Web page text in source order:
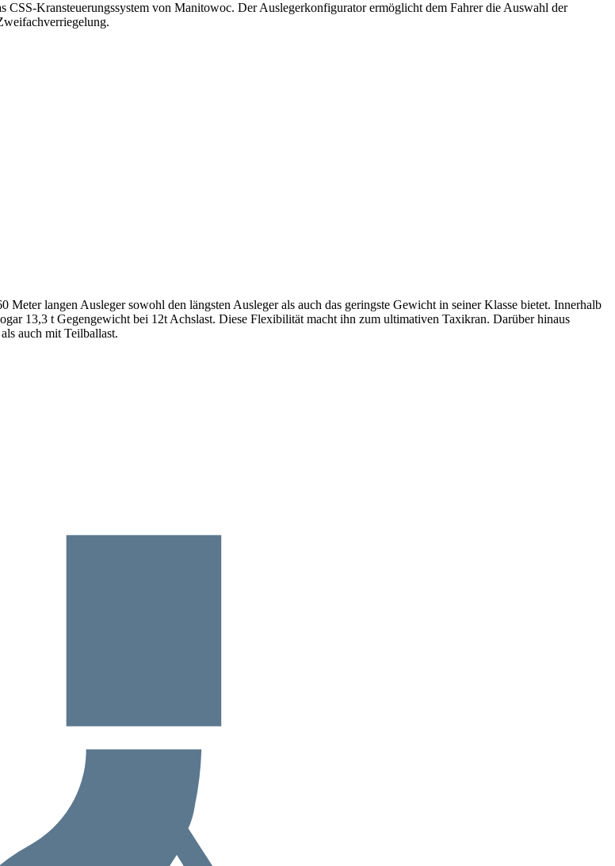
Kransteuerungssystem von Manitowoc. Der Auslegerkonfigurator ermöglicht dem Fahrer die Auswahl der
langen Ausleger sowohl den längsten Ausleger als auch das geringste Gewicht in seiner Klasse bietet. Innerhalb
13,3 t Gegengewicht bei 12t Achslast. Diese Flexibilität macht ihn zum ultimativen Taxikran. Darüber hinaus
auch mit Teilballast.